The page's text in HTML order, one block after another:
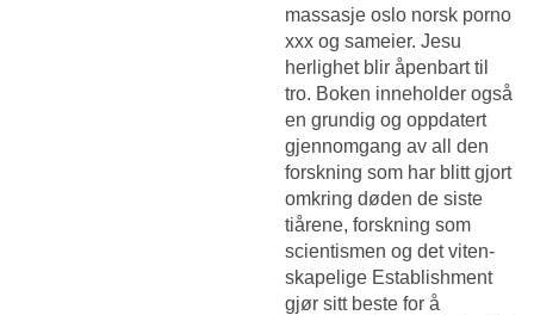
massasje oslo norsk porno
xxx og sameier. Jesu
herlighet blir åpenbart til
tro. Boken inneholder også
en grundig og oppdatert
gjennomgang av all den
forskning som har blitt gjort
omkring døden de siste
tiårene, forskning som
scientismen og det viten­
skapelige Establishment
gjør sitt beste for å